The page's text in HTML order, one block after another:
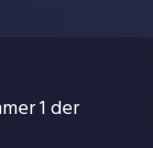
1 der